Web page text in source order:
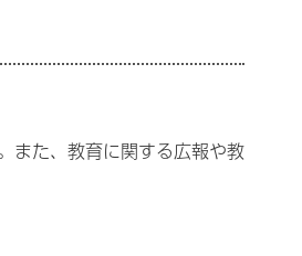
また、教育に関する広報や教